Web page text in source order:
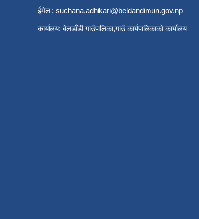
ईमेल : suchana.adhikari@beldandimun.gov.np
कार्यालय: बेलडाँडी गाउँपालिका,गाउँ कार्यपालिकाकाे कार्यालय